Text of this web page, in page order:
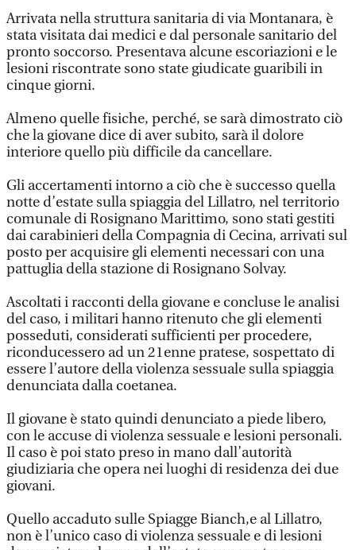
Arrivata nella struttura sanitaria di via Montanara, è
stata visitata dai medici e dal personale sanitario del
pronto soccorso. Presentava alcune escoriazioni e le
lesioni riscontrate sono state giudicate guaribili in
cinque giorni.
Almeno quelle fisiche, perché, se sarà dimostrato ciò
che la giovane dice di aver subito, sarà il dolore
interiore quello più difficile da cancellare.
Gli accertamenti intorno a ciò che è successo quella
notte d’estate sulla spiaggia del Lillatro, nel territorio
comunale di Rosignano Marittimo, sono stati gestiti
dai carabinieri della Compagnia di Cecina, arrivati sul
posto per acquisire gli elementi necessari con una
pattuglia della stazione di Rosignano Solvay.
Ascoltati i racconti della giovane e concluse le analisi
del caso, i militari hanno ritenuto che gli elementi
posseduti, considerati sufficienti per procedere,
riconducessero ad un 21enne pratese, sospettato di
essere l’autore della violenza sessuale sulla spiaggia
denunciata dalla coetanea.
Il giovane è stato quindi denunciato a piede libero,
con le accuse di violenza sessuale e lesioni personali.
Il caso è poi stato preso in mano dall’autorità
giudiziaria che opera nei luoghi di residenza dei due
giovani.
Quello accaduto sulle Spiagge Bianch,e al Lillatro,
non è l’unico caso di violenza sessuale e di lesioni